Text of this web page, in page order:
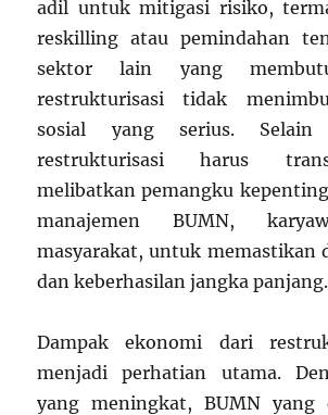
adil untuk mitigasi risiko,
reskilling atau pemindahan
sektor lain yang
restrukturisasi tidak
sosial yang serius.
restrukturisasi harus
melibatkan pemangku
manajemen BUMN,
masyarakat, untuk memastikan
dan keberhasilan jangka panjang.
Dampak ekonomi dari
menjadi perhatian utama.
yang meningkat, BUMN yang